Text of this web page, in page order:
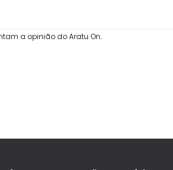
a opinião do Aratu On.